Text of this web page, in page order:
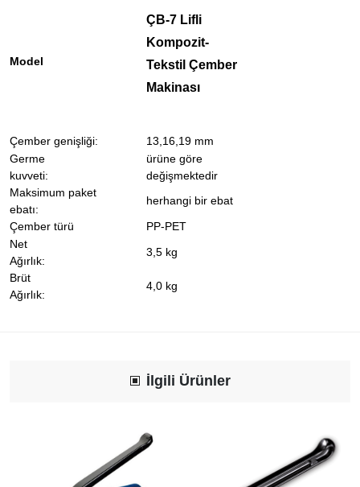
Model
ÇB-7 Lifli
Kompozit-
Tekstil Çember
Makinası
Çember genişliği:
13,16,19 mm
Germe
kuvveti:
ürüne göre
değişmektedir
Maksimum paket
ebatı:
herhangi bir ebat
Çember türü
PP-PET
Net
Ağırlık:
3,5 kg
Brüt
Ağırlık:
4,0 kg
İlgili Ürünler